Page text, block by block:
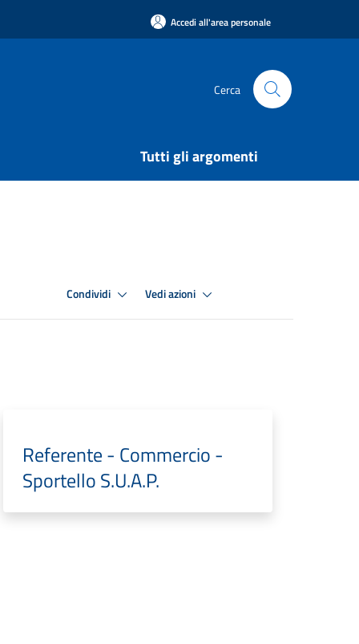
Accedi all'area personale
Cerca
Tutti gli argomenti
Condividi Vedi azioni
Referente - Commercio -
Sportello S.U.A.P.